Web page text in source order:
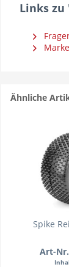
Links zu
Ähnliche
Spike
Art-